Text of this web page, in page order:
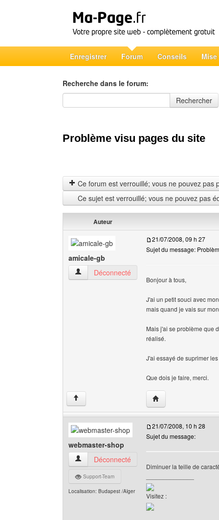
Enregistrer Forum Conseils Mise
Recherche dans le forum:
Recherche dans le forum
Rechercher
Problème visu pages du site
Ce forum est verrouillé; vous ne pouvez pas
Ce sujet est verrouillé; vous ne pouvez pas
Auteur
amicale-gb
amicale-gb Voir le profil de l'utilisateur
Déconnecté
21/07/2008, 09 h 27
Sujet du message:
Bonjour à tous,
J'ai un petit souci avec
mais quand je vais sur
Mais j'ai se problème que
réalisé.
J'ai essayé de suprimer
Que dois je faire, merci.
↑ Visiter le site web
webmaster-shop
webmaster-shop Voir le profil de l'utilisateur
Déconnecté
Support-Team
Localisation: Budapest /Alger
21/07/2008, 10 h 28
Sujet du message:
Diminuer la teille de
Visitez :